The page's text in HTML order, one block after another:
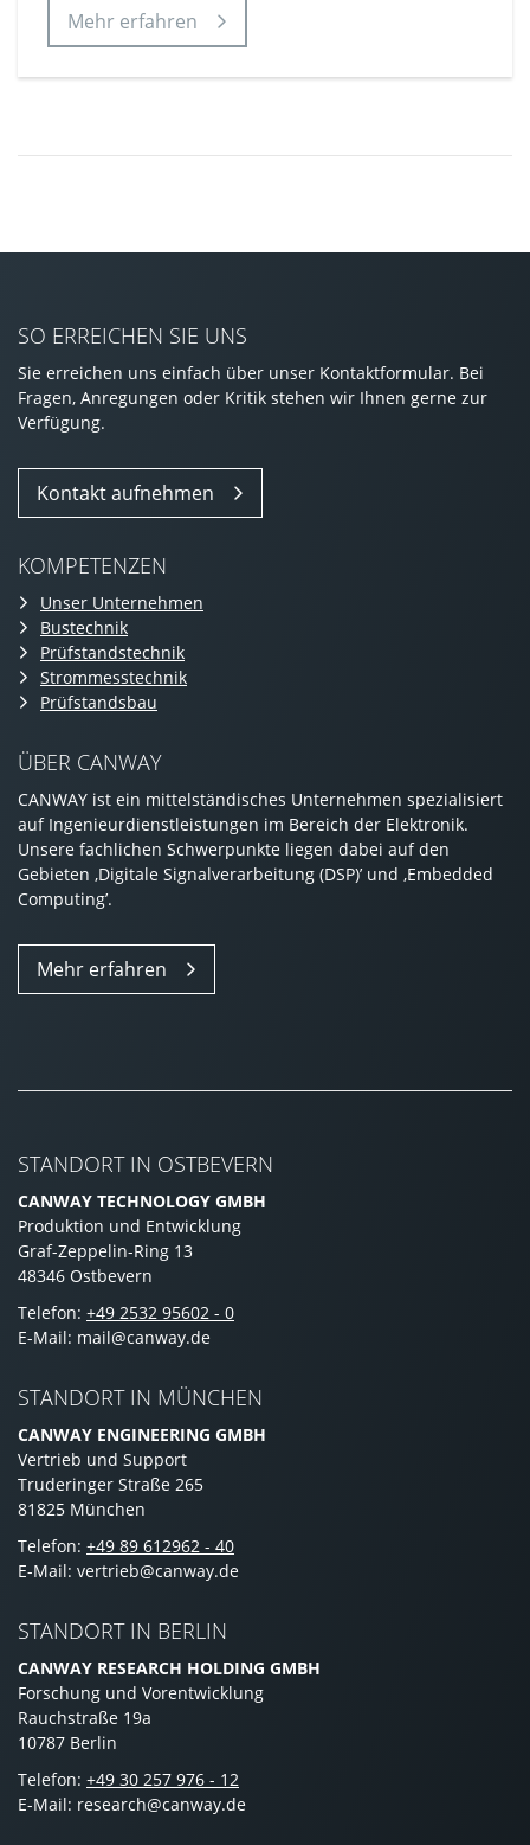
Mehr erfahren
SO ERREICHEN SIE UNS
Sie erreichen uns einfach über unser Kontaktformular. Bei
Fragen, Anregungen oder Kritik stehen wir Ihnen gerne zur
Verfügung.
Kontakt aufnehmen
KOMPETENZEN
Unser Unternehmen
Bustechnik
Prüfstandstechnik
Strommesstechnik
Prüfstandsbau
ÜBER CANWAY
CANWAY ist ein mittelständisches Unternehmen spezialisiert
auf Ingenieurdienstleistungen im Bereich der Elektronik.
Unsere fachlichen Schwerpunkte liegen dabei auf den
Gebieten ‚Digitale Signalverarbeitung (DSP)’ und ‚Embedded
Computing’.
Mehr erfahren
STANDORT IN OSTBEVERN
CANWAY TECHNOLOGY GMBH
Produktion und Entwicklung
Graf-Zeppelin-Ring 13
48346 Ostbevern
Telefon: +49 2532 95602 - 0
E-Mail: mail@canway.de
STANDORT IN MÜNCHEN
CANWAY ENGINEERING GMBH
Vertrieb und Support
Truderinger Straße 265
81825 München
Telefon: +49 89 612962 - 40
E-Mail: vertrieb@canway.de
STANDORT IN BERLIN
CANWAY RESEARCH HOLDING GMBH
Forschung und Vorentwicklung
Rauchstraße 19a
10787 Berlin
Telefon: +49 30 257 976 - 12
E-Mail: research@canway.de